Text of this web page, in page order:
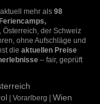
mehr als 98
Österreich, der Schweiz
ohne Aufschläge und
die aktuellen Preise
– fair, geprüft
| Vorarlberg | Wien